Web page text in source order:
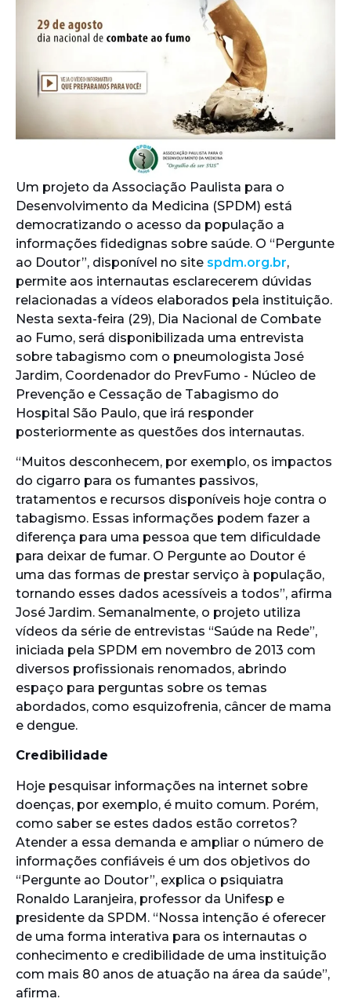
Um projeto da Associação Paulista para o
Desenvolvimento da Medicina (SPDM) está
democratizando o acesso da população a
informações fidedignas sobre saúde. O “Pergunte
ao Doutor”, disponível no site spdm.org.br,
permite aos internautas esclarecerem dúvidas
relacionadas a vídeos elaborados pela instituição.
Nesta sexta-feira (29), Dia Nacional de Combate
ao Fumo, será disponibilizada uma entrevista
sobre tabagismo com o pneumologista José
Jardim, Coordenador do PrevFumo - Núcleo de
Prevenção e Cessação de Tabagismo do
Hospital São Paulo, que irá responder
posteriormente as questões dos internautas.
“Muitos desconhecem, por exemplo, os impactos
do cigarro para os fumantes passivos,
tratamentos e recursos disponíveis hoje contra o
tabagismo. Essas informações podem fazer a
diferença para uma pessoa que tem dificuldade
para deixar de fumar. O Pergunte ao Doutor é
uma das formas de prestar serviço à população,
tornando esses dados acessíveis a todos”, afirma
José Jardim. Semanalmente, o projeto utiliza
vídeos da série de entrevistas “Saúde na Rede”,
iniciada pela SPDM em novembro de 2013 com
diversos profissionais renomados, abrindo
espaço para perguntas sobre os temas
abordados, como esquizofrenia, câncer de mama
e dengue.
Credibilidade
Hoje pesquisar informações na internet sobre
doenças, por exemplo, é muito comum. Porém,
como saber se estes dados estão corretos?
Atender a essa demanda e ampliar o número de
informações confiáveis é um dos objetivos do
“Pergunte ao Doutor”, explica o psiquiatra
Ronaldo Laranjeira, professor da Unifesp e
presidente da SPDM. “Nossa intenção é oferecer
de uma forma interativa para os internautas o
conhecimento e credibilidade de uma instituição
com mais 80 anos de atuação na área da saúde”,
afirma.